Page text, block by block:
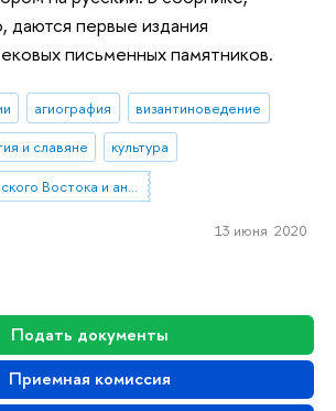
Подать документы
Приемная комиссия
даются первые издания
письменных памятников.
агиография
византиноведение
и славяне
культура
Институт классического Востока и античности
13 июня 2020